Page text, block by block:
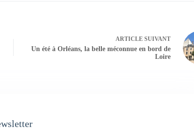
ARTICLESUIVANT
Un été à Orléans, la belle méconnue en bord de
Loire